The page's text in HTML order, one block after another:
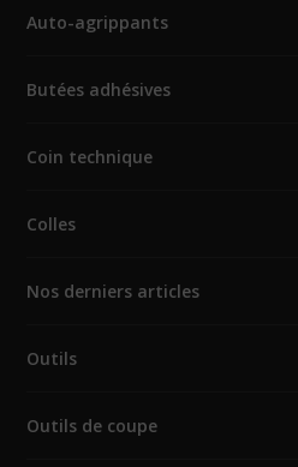
Auto-agrippants
Butées adhésives
Coin technique
Colles
Nos derniers articles
Outils
Outils de coupe